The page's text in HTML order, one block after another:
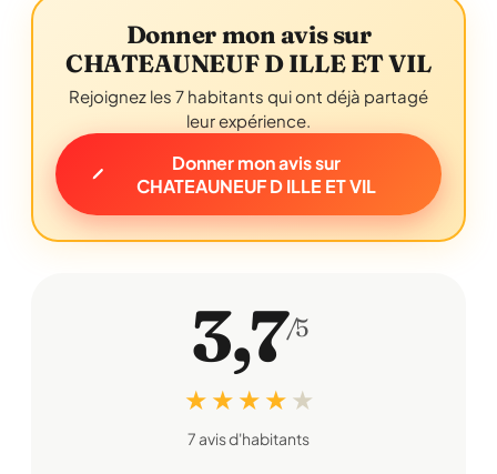
Donner mon avis sur
CHATEAUNEUF D ILLE ET VIL
Rejoignez les 7 habitants qui ont déjà partagé
leur expérience.
Donner mon avis sur
CHATEAUNEUF D ILLE ET VIL
3,7/5
★ ★ ★ ★ ★
7 avis d'habitants